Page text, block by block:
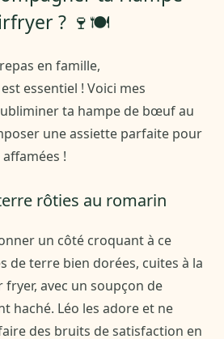
? 🍷🍽️
en famille,
essentiel ! Voici mes
ta hampe de bœuf au
une assiette parfaite pour
!
rôties au romarin
un côté croquant à ce
de terre bien dorées, cuites à la
fryer, avec un soupçon de
haché. Léo les adore et ne
des bruits de satisfaction en